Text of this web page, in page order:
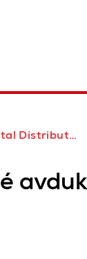
Warehouse of the Future